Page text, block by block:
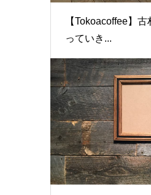
【Tokoacoffee】
っていき...